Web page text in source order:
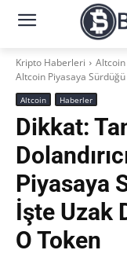
Kripto Haberleri Altcoin
Altcoin Piyasaya
Altcoin Haberler
Dikkat:
Piyasaya
İşte Uzak
O Token